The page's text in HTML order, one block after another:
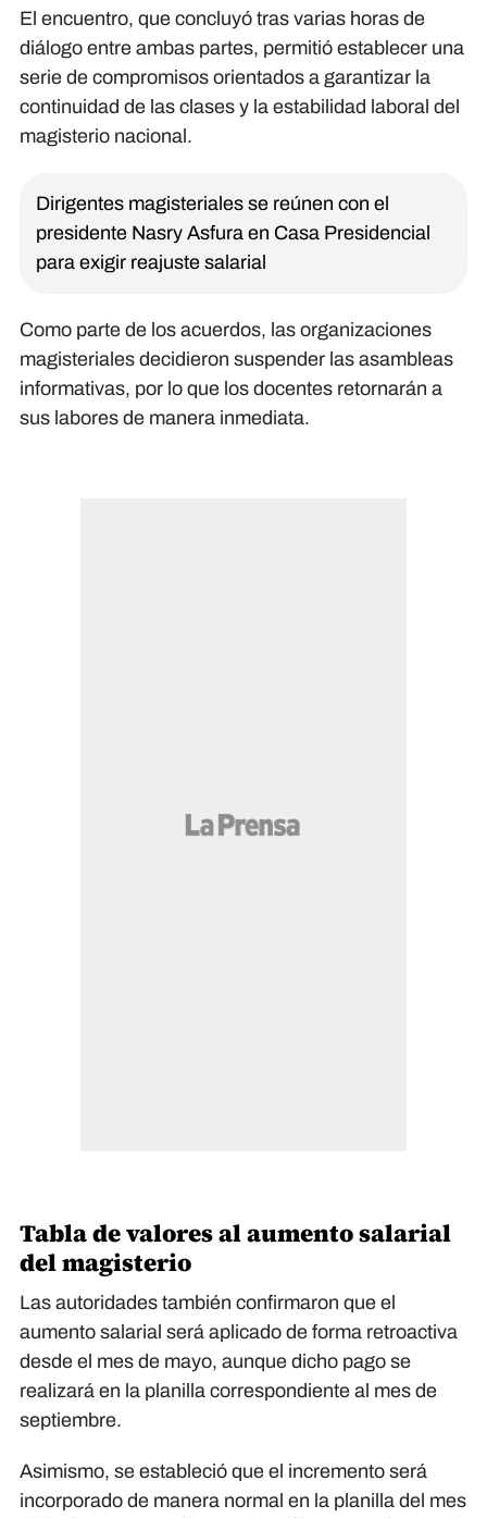
El encuentro, que concluyó tras varias horas de
diálogo entre ambas partes, permitió establecer una
serie de compromisos orientados a garantizar la
continuidad de las clases y la estabilidad laboral del
magisterio nacional.
Dirigentes magisteriales se reúnen con el
presidente Nasry Asfura en Casa Presidencial
para exigir reajuste salarial
Como parte de los acuerdos, las organizaciones
magisteriales decidieron suspender las asambleas
informativas, por lo que los docentes retornarán a
sus labores de manera inmediata.
Tabla de valores al aumento salarial
del magisterio
Las autoridades también confirmaron que el
aumento salarial será aplicado de forma retroactiva
desde el mes de mayo, aunque dicho pago se
realizará en la planilla correspondiente al mes de
septiembre.
Asimismo, se estableció que el incremento será
incorporado de manera normal en la planilla del mes